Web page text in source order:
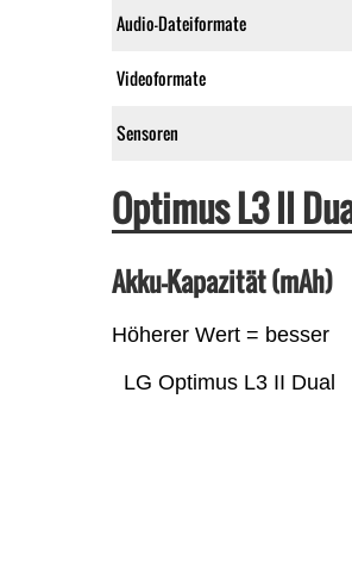
Audio-Dateiformate
Videoformate
Sensoren
Optimus L3 II
Akku-Kapazität (mAh)
Höherer Wert = besser
LG Optimus L3 II Dual